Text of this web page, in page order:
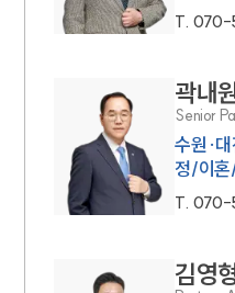
T. 070-
곽내
Senior
수원·
정/이혼
T. 070-
김영